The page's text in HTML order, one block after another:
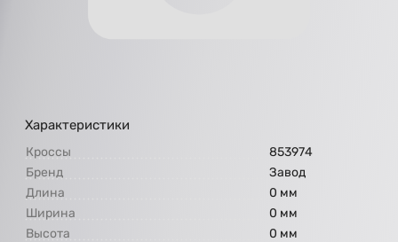
Характеристики
Кроссы
853974
Бренд
Завод
Длина
0 мм
Ширина
0 мм
Высота
0 мм